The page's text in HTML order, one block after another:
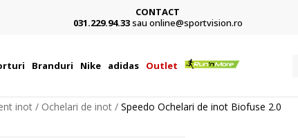
CONTACT
031.229.94.33sau online@sportvision.ro
Branduri Nike adidas Outlet
inot Ochelari de inot Speedo Ochelari de inot Biofuse 2.0